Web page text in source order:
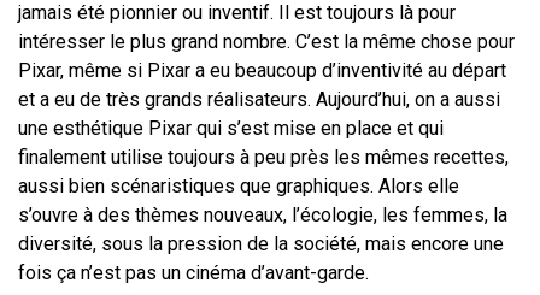
jamais été pionnier ou inventif. Il est toujours là pour
intéresser le plus grand nombre. C’est la même chose pour
Pixar, même si Pixar a eu beaucoup d’inventivité au départ
et a eu de très grands réalisateurs. Aujourd’hui, on a aussi
une esthétique Pixar qui s’est mise en place et qui
finalement utilise toujours à peu près les mêmes recettes,
aussi bien scénaristiques que graphiques. Alors elle
s’ouvre à des thèmes nouveaux, l’écologie, les femmes, la
diversité, sous la pression de la société, mais encore une
fois ça n’est pas un cinéma d’avant-garde.